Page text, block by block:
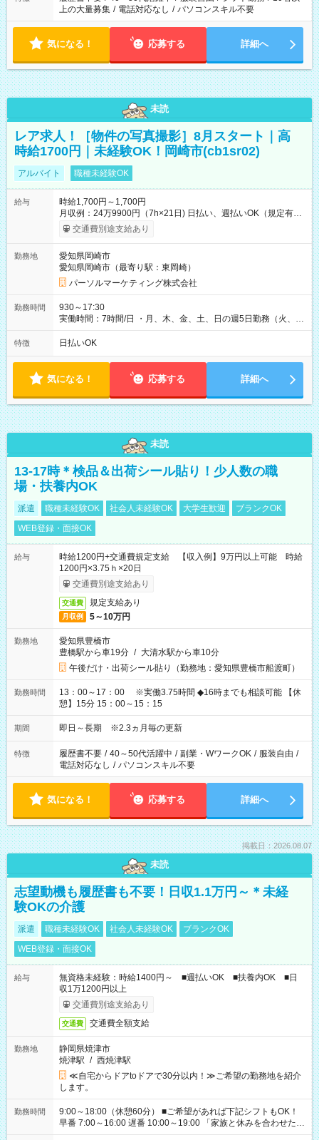
上の大量募集 / 電話対応なし / パソコンスキル不要
気になる！ 応募する 詳細へ
未読
レア求人！［物件の写真撮影］8月スタート｜高
時給1700円｜未経験OK！岡崎市(cb1sr02)
アルバイト 職種未経験OK
給与
時給1,700円～1,700円
月収例：24万9900円（7h×21日) 日払い、週払いOK（規定有
り） 【試用期間】試用期間なし
交通費別途支給あり
勤務地
愛知県岡崎市
愛知県岡崎市（最寄り駅：東岡崎）
パーソルマーケティング株式会社
勤務時間
930～17:30
実働時間：7時間/日 ・月、木、金、土、日の週5日勤務（火、水
は固定休です／夏季、年末年始等、長期休暇有り！） ・ワンシ
フト！ 残業ほぼナシ（0～5h/月）
特徴 日払いOK
気になる！ 応募する 詳細へ
未読
13-17時＊検品＆出荷シール貼り！少人数の職
場・扶養内OK
派遣 職種未経験OK 社会人未経験OK 大学生歓迎
ブランクOK
WEB登録・面接OK
給与
時給1200円+交通費規定支給 【収入例】9万円以上可能 時給
1200円×3.75ｈ×20日
交通費別途支給あり
交通費 規定支給あり
月収例 5～10万円
勤務地
愛知県豊橋市
豊橋駅から車19分 / 大清水駅から車10分
午後だけ・出荷シール貼り（勤務地：愛知県豊橋市船渡町）
勤務時間
13：00～17：00 ※実働3.75時間 ◆16時までも相談可能 【休
憩】15分 15：00～15：15
期間 即日～長期 ※2.3ヵ月毎の更新
特徴 履歴書不要 / 40～50代活躍中 / 副業・WワークOK / 服装自由 /
電話対応なし / パソコンスキル不要
気になる！ 応募する 詳細へ
掲載日：2026.08.07
未読
志望動機も履歴書も不要！日収1.1万円～＊未経
験OKの介護
派遣 職種未経験OK 社会人未経験OK
ブランクOK
WEB登録・面接OK
給与
無資格未経験：時給1400円～ ■週払いOK ■扶養内OK ■日
収1万1200円以上
交通費別途支給あり
交通費 交通費全額支給
勤務地
静岡県焼津市
焼津駅 / 西焼津駅
≪自宅からドアtoドアで30分以内！≫ご希望の勤務地を紹介
します。
勤務時間
9:00～18:00（休憩60分） ■ご希望があれば下記シフトもOK！
早番 7:00～16:00 遅番 10:00～19:00 「家族と休みを合わせた
い」 「余裕を持って夕飯の準備がしたい」 「できれば残業はし